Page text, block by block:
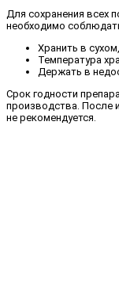
Для сохранения всех
необходимо
Хранить в
Температура
Держать в
Срок годности
производства. После
не рекомендуется.